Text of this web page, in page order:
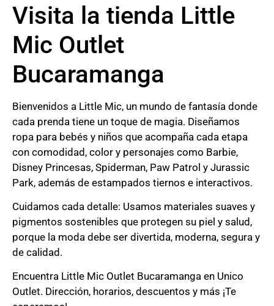
Visita la tienda Little
Mic Outlet
Bucaramanga
Bienvenidos a Little Mic, un mundo de fantasía donde
cada prenda tiene un toque de magia. Diseñamos
ropa para bebés y niños que acompaña cada etapa
con comodidad, color y personajes como Barbie,
Disney Princesas, Spiderman, Paw Patrol y Jurassic
Park, además de estampados tiernos e interactivos.
Cuidamos cada detalle: Usamos materiales suaves y
pigmentos sostenibles que protegen su piel y salud,
porque la moda debe ser divertida, moderna, segura y
de calidad.
Encuentra Little Mic Outlet Bucaramanga en Unico
Outlet. Dirección, horarios, descuentos y más ¡Te